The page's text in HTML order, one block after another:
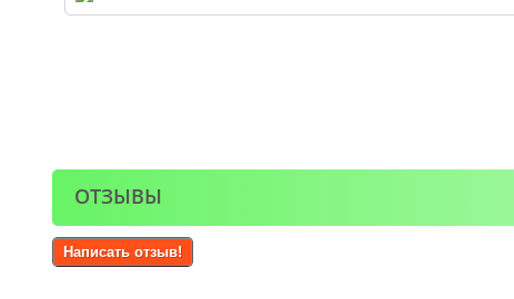
ОТЗЫВЫ
Написать отзыв!